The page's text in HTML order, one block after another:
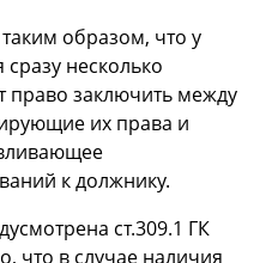
образом, что у
несколько
право заключить между
их права и
к должнику.
ст.309.1 ГК
что в случае наличия